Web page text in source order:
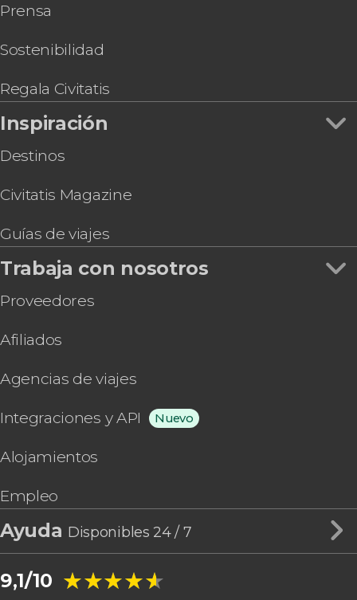
Prensa
Sostenibilidad
Regala Civitatis
Inspiración
Destinos
Civitatis Magazine
Guías de viajes
Trabaja con nosotros
Proveedores
Afiliados
Agencias de viajes
Integraciones y API Nuevo
Alojamientos
Empleo
Ayuda Disponibles 24 / 7
9,1/10 ★★★★★
★★★★★